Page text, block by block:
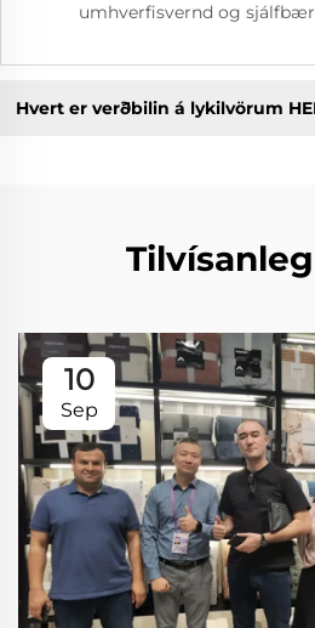
umhverfisvernd og
Hvert er verðbilin á lykilvörum
10
Sep